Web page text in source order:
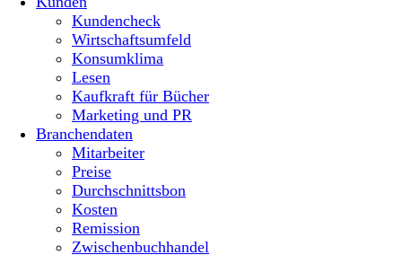
Kundencheck
Wirtschaftsumfeld
Konsumklima
Lesen
Kaufkraft für Bücher
Marketing und PR
Branchendaten
Mitarbeiter
Preise
Durchschnittsbon
Kosten
Remission
Zwischenbuchhandel